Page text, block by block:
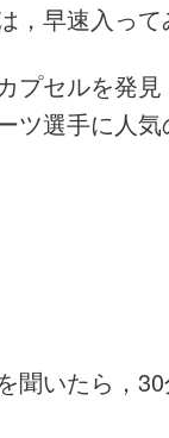
，早速入っ
プセルを発見
ツ選手に人
聞いたら，